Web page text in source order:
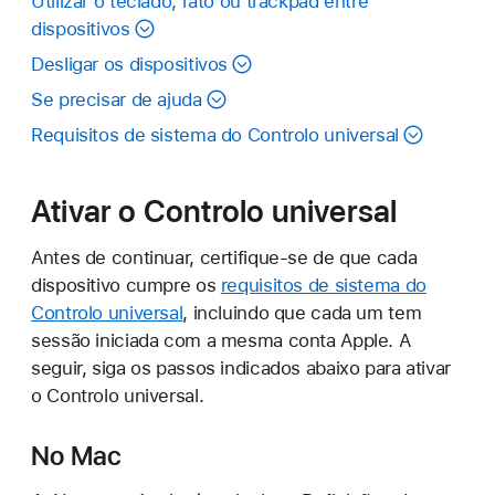
dispositivos
Desligar os dispositivos
Se precisar de ajuda
Requisitos de sistema do Controlo universal
Ativar o Controlo universal
Antes de continuar, certifique-se de que cada
dispositivo cumpre os requisitos de sistema do
Controlo universal, incluindo que cada um tem
sessão iniciada com a mesma conta Apple. A
seguir, siga os passos indicados abaixo para ativar
o Controlo universal.
No Mac